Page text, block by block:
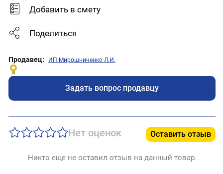
Добавить в смету
Поделиться
Продавец: ИП Мирошниченко Л.И.
Задать вопрос продавцу
Нет оценок Оставить отзыв
Никто еще не оставил отзыв на данный товар.